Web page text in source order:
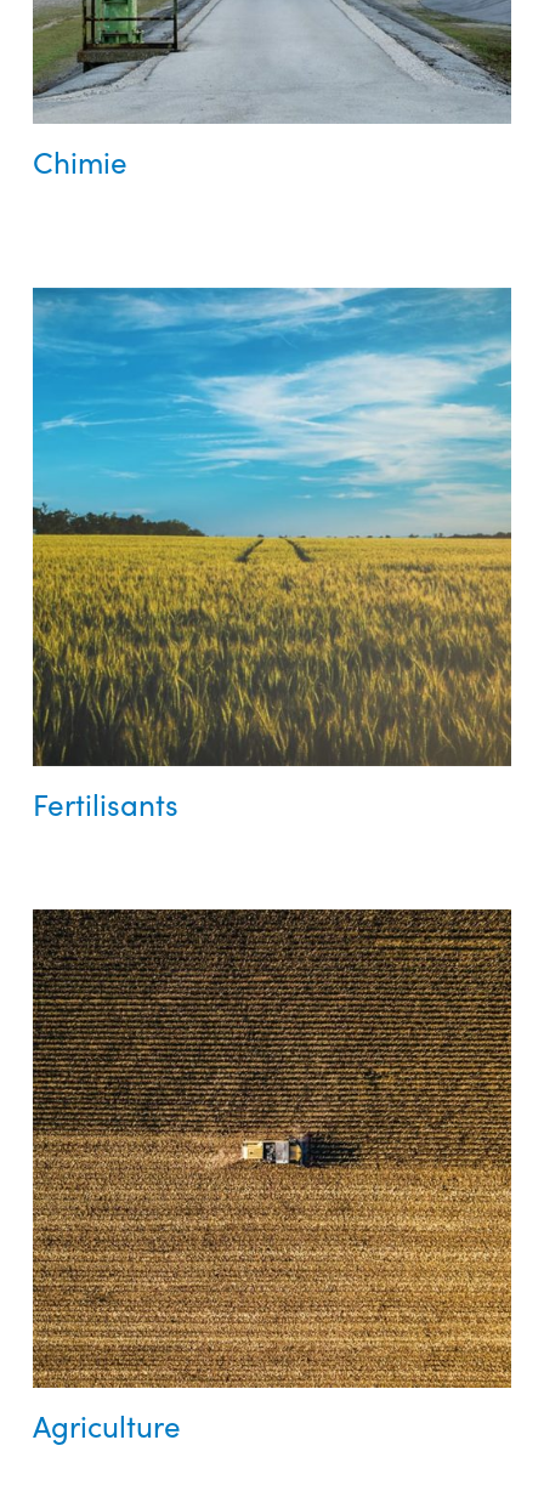
Chimie
Fertilisants
Agriculture